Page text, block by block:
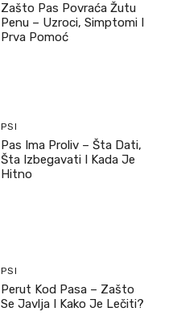
Zašto Pas Povraća Žutu
Penu – Uzroci, Simptomi I
Prva Pomoć
PSI
Pas Ima Proliv – Šta Dati,
Šta Izbegavati I Kada Je
Hitno
PSI
Perut Kod Pasa – Zašto
Se Javlja I Kako Je Lečiti?